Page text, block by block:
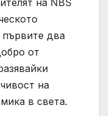
на NBS
първите два
от
на
в света.